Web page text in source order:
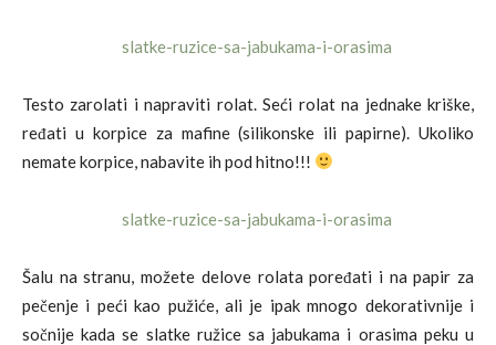
Testo zarolati i napraviti rolat. Seći rolat na jednake kriške,
ređati u korpice za mafine (silikonske ili papirne). Ukoliko
nemate korpice, nabavite ih pod hitno!!!
Šalu na stranu, možete delove rolata poređati i na papir za
pečenje i peći kao pužiće, ali je ipak mnogo dekorativnije i
sočnije kada se slatke ružice sa jabukama i orasima peku u